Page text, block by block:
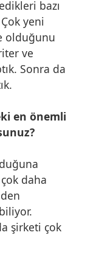
bazı
yeni
olduğunu
ve
Sonra da
en önemli
daha
şirketi çok